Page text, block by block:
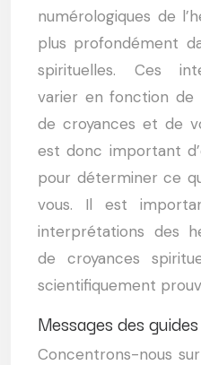
numérologiques de
plus profondément
spirituelles. Ces
varier en fonction
de croyances et de
est donc important
pour déterminer ce
vous. Il est
interprétations des
de croyances
scientifiquement
Messages des
Concentrons-nous